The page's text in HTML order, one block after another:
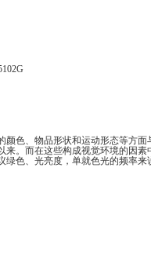
、物品形状和运动形态等方面与人
。而在这些构成视觉环境的因素
、光亮度，单就色光的频率来